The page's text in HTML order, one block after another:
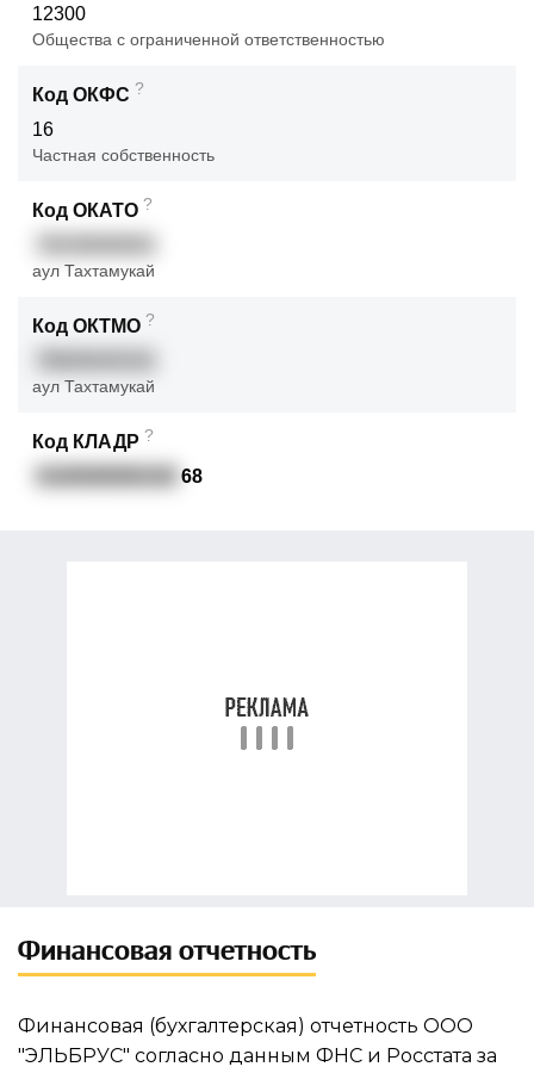
12300
Общества с ограниченной ответственностью
Код ОКФС ?
16
Частная собственность
Код ОКАТО ?
аул Тахтамукай
Код ОКТМО ?
аул Тахтамукай
Код КЛАДР ?
68
Финансовая отчетность
Финансовая (бухгалтерская) отчетность ООО
"ЭЛЬБРУС" согласно данным ФНС и Росстата за